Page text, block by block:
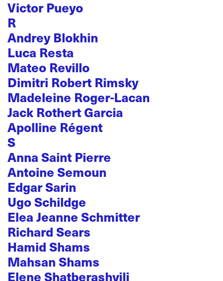
Victor Pueyo
R
Andrey Blokhin
Luca Resta
Mateo Revillo
Dimitri Robert Rimsky
Madeleine Roger-Lacan
Jack Rothert Garcia
Apolline Régent
S
Anna Saint Pierre
Antoine Semoun
Edgar Sarin
Ugo Schildge
Elea Jeanne Schmitter
Richard Sears
Hamid Shams
Mahsan Shams
Elene Shatberashvili